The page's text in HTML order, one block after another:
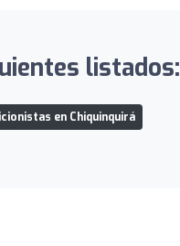
listados:
en Chiquinquirá